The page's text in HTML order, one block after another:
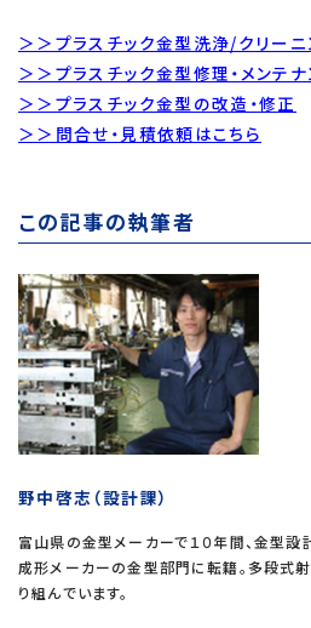
＞＞プラスチック金型洗浄/クリーニ
＞＞プラスチック金型修理・メンテナ
＞＞プラスチック金型の改造・修正
＞＞問合せ・見積依頼はこちら
この記事の執筆者
野中啓志（設計課）
富山県の金型メーカーで１０年間、金型設
成形メーカーの金型部門に転籍。多段式
り組んでいます。